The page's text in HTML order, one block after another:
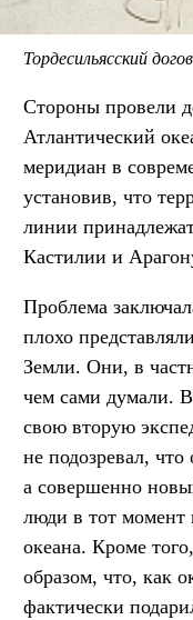
Тордесильясский
Стороны провели
Атлантический
меридиан в
установив, что
линии
Кастилии и
Проблема
плохо
Земли. Они, в
чем сами думали.
свою вторую
не подозревал,
а совершенно
люди в тот момент
океана. Кроме
образом, что, как
фактически